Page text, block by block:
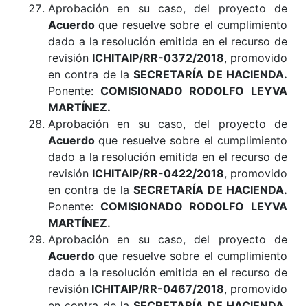
Aprobación en su caso, del proyecto de
Acuerdoque resuelve sobre el cumplimiento
dado a la resolución emitida en el recurso de
revisión ICHITAIP/RR-0372/2018, promovido
en contra de laSECRETARÍA DE HACIENDA.
Ponente: COMISIONADO RODOLFO LEYVA
MARTÍNEZ.
Aprobación en su caso, del proyecto de
Acuerdoque resuelve sobre el cumplimiento
dado a la resolución emitida en el recurso de
revisión ICHITAIP/RR-0422/2018, promovido
en contra de laSECRETARÍA DE HACIENDA.
Ponente: COMISIONADO RODOLFO LEYVA
MARTÍNEZ.
Aprobación en su caso, del proyecto de
Acuerdoque resuelve sobre el cumplimiento
dado a la resolución emitida en el recurso de
revisión ICHITAIP/RR-0467/2018, promovido